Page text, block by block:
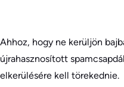
Ahhoz, hogy ne kerüljön
újrahasznosított
elkerülésére kell törekednie.